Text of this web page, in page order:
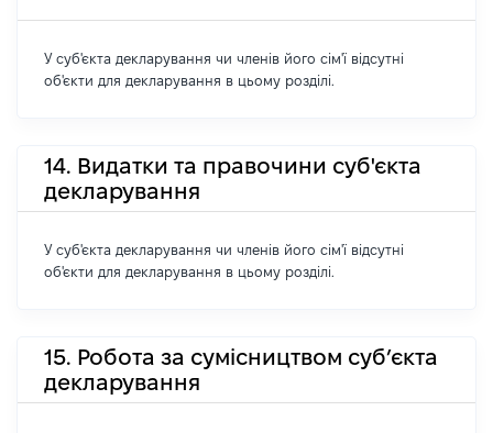
У суб'єкта декларування чи членів його сім'ї відсутні
об'єкти для декларування в цьому розділі.
14. Видатки та правочини суб'єкта
декларування
У суб'єкта декларування чи членів його сім'ї відсутні
об'єкти для декларування в цьому розділі.
15. Робота за сумісництвом суб’єкта
декларування